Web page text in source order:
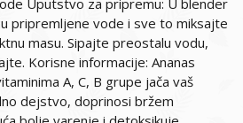
Uputstvo za pripremu: U blender
pripremljene vode i sve to miksajte
masu. Sipajte preostalu vodu,
Korisne informacije: Ananas
A, C, B grupe jača vaš
dejstvo, doprinosi bržem